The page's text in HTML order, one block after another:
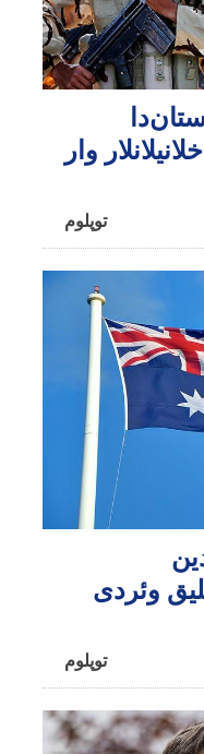
وار
توپلوم
وئردی
توپلوم